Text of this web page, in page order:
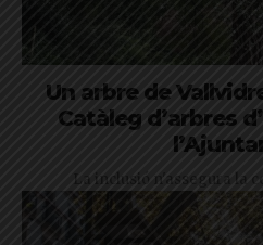
Un arbre de
Catàleg d’arbres
La inclusió n'assegura la